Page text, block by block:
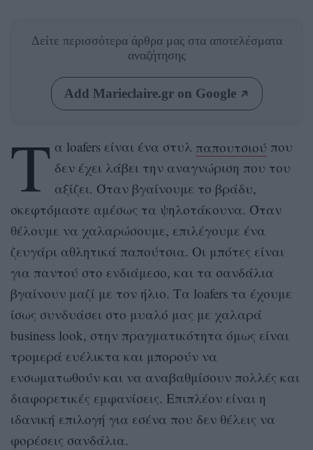
Δείτε περισσότερα άρθρα μας στα αποτελέσματα
αναζήτησης
Add Marieclaire.gr on Google
T α loafers είναι ένα στυλ παπουτσιού που
δεν έχει λάβει την αναγνώριση που του
αξίζει. Όταν βγαίνουμε το βράδυ,
σκεφτόμαστε αμέσως τα ψηλοτάκουνα. Όταν
θέλουμε να χαλαρώσουμε, επιλέγουμε ένα
ζευγάρι αθλητικά παπούτσια. Οι μπότες είναι
για παντού στο ενδιάμεσο, και τα σανδάλια
βγαίνουν μαζί με τον ήλιο. Τα loafers τα έχουμε
ίσως συνδυάσει στο μυαλό μας με χαλαρά
business look, στην πραγματικότητα όμως είναι
τρομερά ευέλικτα και μπορούν να
ενσωματωθούν και να αναβαθμίσουν πολλές και
διαφορετικές εμφανίσεις. Επιπλέον είναι η
ιδανική επιλογή για εσένα που δεν θέλεις να
φορέσεις σανδάλια.